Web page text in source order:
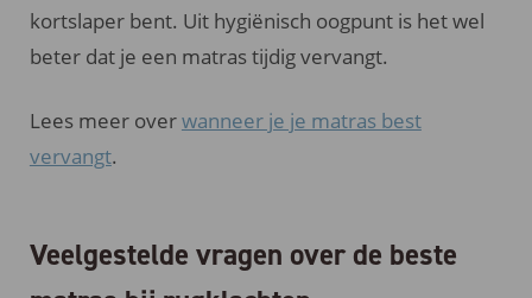
kortslaper bent. Uit hygiënisch oogpunt is het wel
beter dat je een matras tijdig vervangt.
Lees meer overwanneer je je matras best
vervangt.
Veelgestelde vragen over de beste